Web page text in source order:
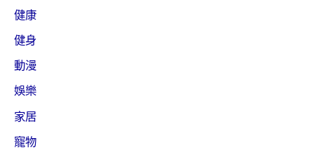
健康
健身
動漫
娛樂
家居
寵物